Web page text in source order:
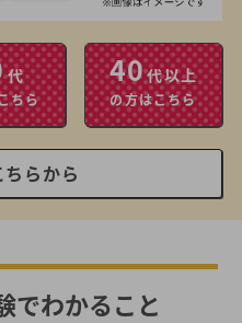
代
ちら
40代以上
の方はこちら
らから
でわかること